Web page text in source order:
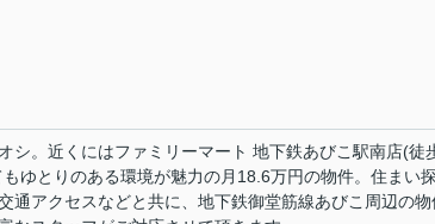
シ。近くにはファミリーマート 地下鉄あびこ駅南店(徒
ゆとりのある環境が魅力の月18.6万円の物件。住まい
通アクセスなどと共に、地下鉄御堂筋線あびこ周辺の物